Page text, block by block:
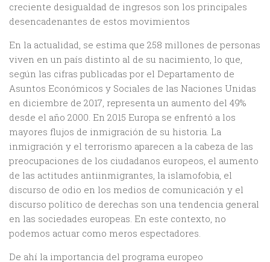
creciente desigualdad de ingresos son los principales
desencadenantes de estos movimientos
En la actualidad, se estima que 258 millones de personas
viven en un país distinto al de su nacimiento, lo que,
según las cifras publicadas por el Departamento de
Asuntos Económicos y Sociales de las Naciones Unidas
en diciembre de 2017, representa un aumento del 49%
desde el año 2000. En 2015 Europa se enfrentó a los
mayores flujos de inmigración de su historia. La
inmigración y el terrorismo aparecen a la cabeza de las
preocupaciones de los ciudadanos europeos, el aumento
de las actitudes antiinmigrantes, la islamofobia, el
discurso de odio en los medios de comunicación y el
discurso político de derechas son una tendencia general
en las sociedades europeas. En este contexto, no
podemos actuar como meros espectadores.
De ahí la importancia del programa europeo